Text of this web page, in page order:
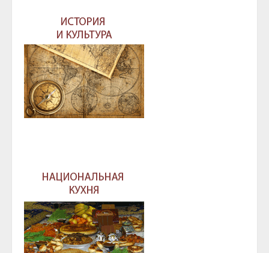
ГЛАВА И ПРАВИТЕЛЬСТВО ЧЕЧЕНСКОЙ
РЕСПУБЛИКИ